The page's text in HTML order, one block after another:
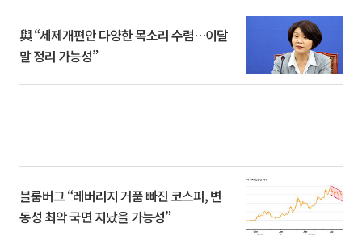
與 “세제개편안 다양한 목소리 수렴…이달
말 정리 가능성”
블룸버그 “레버리지 거품 빠진 코스피, 변
동성 최악 국면 지났을 가능성”